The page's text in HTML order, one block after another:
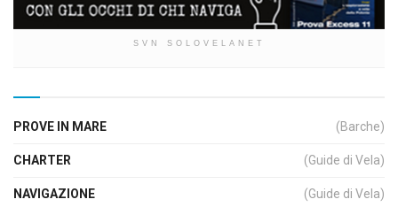
SVN SOLOVELANET
PROVE IN MARE (Barche)
CHARTER (Guide di Vela)
NAVIGAZIONE (Guide di Vela)